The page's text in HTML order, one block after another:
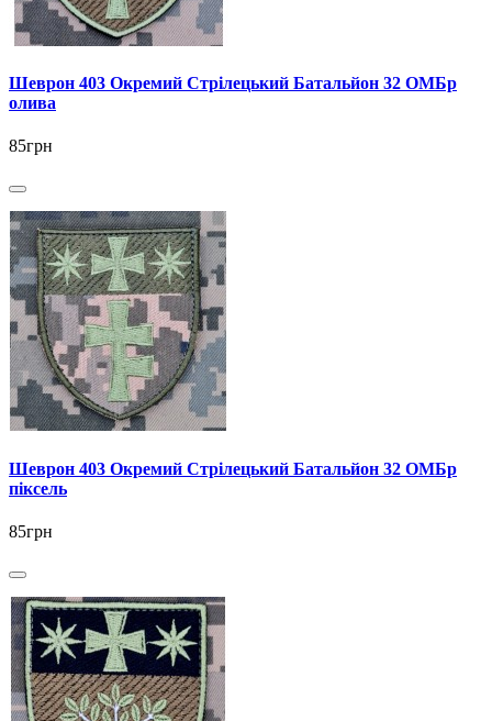
Шеврон 403 Окремий Стрілецький Батальйон 32 ОМБр
олива
85грн
Шеврон 403 Окремий Стрілецький Батальйон 32 ОМБр
піксель
85грн